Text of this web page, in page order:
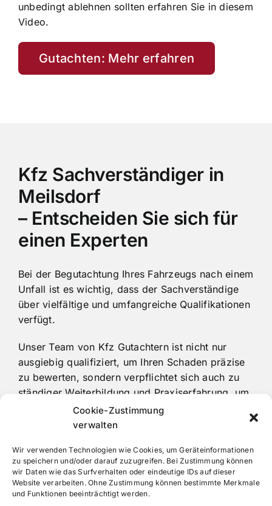
Cookie-Zustimmung
verwalten
Wir verwenden Technologien wie Cookies, um Geräteinformationen
zu speichern und/oder darauf zuzugreifen. Bei Zustimmung können
wir Daten wie das Surfverhalten oder eindeutige IDs auf dieser
Website verarbeiten. Ohne Zustimmung können bestimmte Merkmale
und Funktionen beeinträchtigt werden.
unbedingt ablehnen sollten erfahren Sie in diesem
Video.
Gutachten: Mehr erfahren
Kfz Sachverständiger in
Meilsdorf
– Entscheiden Sie sich für
einen Experten
Bei der Begutachtung Ihres Fahrzeugs nach einem
Unfall ist es wichtig, dass der Sachverständige
über vielfältige und umfangreiche Qualifikationen
verfügt.
Unser Team von Kfz Gutachtern ist nicht nur
ausgiebig qualifiziert, um Ihren Schaden präzise
zu bewerten, sondern verpflichtet sich auch zu
ständiger Weiterbildung und Praxiserfahrung, um
den Standard der Gutachtenqualität zu
gewährleisten. Falls Sie in Meilsdorf und
verwickelt werden, zögern Sie nicht, einen
vollkommen unparteiischen Gutachter von HSC
Gutachten zu kontaktieren.